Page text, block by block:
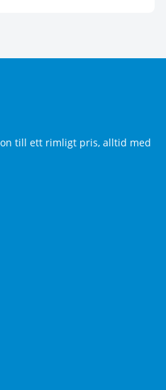
till ett rimligt pris, alltid med